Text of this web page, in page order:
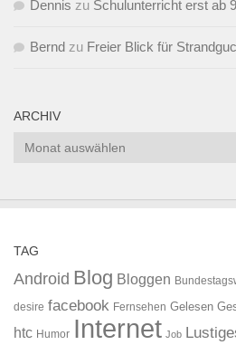
Dennis zu Schulunterricht erst ab
Bernd zu Freier Blick für
ARCHIV
Archiv
TAG
Android Blog Bloggen
desire facebook Fernsehen Gelesen
htc Humor Internet Job